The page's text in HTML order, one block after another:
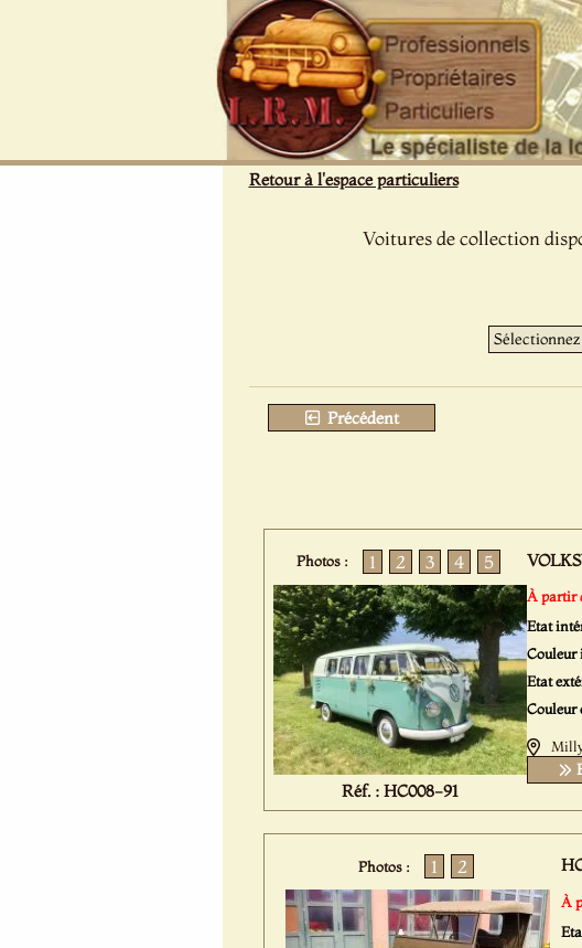
Retour à l'espace particuliers
Voitures de collection
Précédent
Photos : 1 2 3 4 5
Réf. : HC008-91
À partir
Etat
Couleur
Etat
Couleur
Photos : 1 2
À
Panneau de gestion des cookies